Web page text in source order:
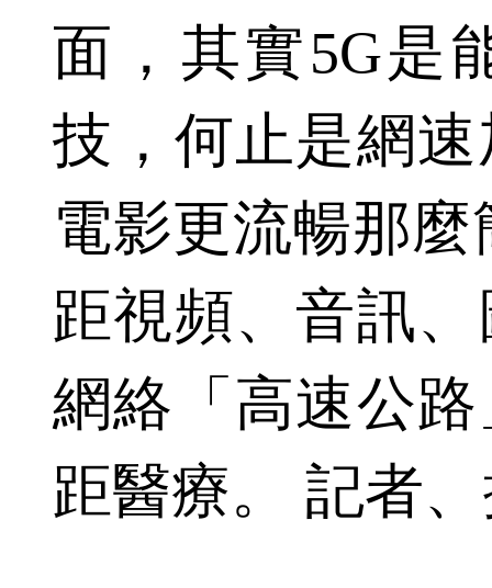
面，其實5G是
技，何止是網
電影更流暢那
距視頻、音訊
網絡「高速公
距醫療。 記者